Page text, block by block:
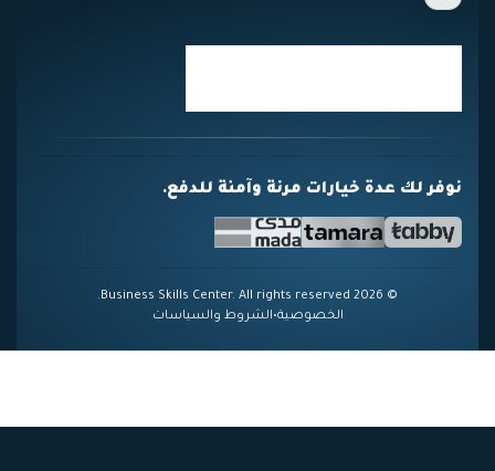
نوفر لك عدة خيارات مرنة وآمنة للدفع.
© 2026 Business Skills Center. All rights reserved.
الخصوصية•الشروط والسياسات